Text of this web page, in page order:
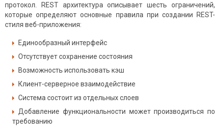
протокол. REST архитектура описывает шесть ограничений,
которые определяют основные правила при создании REST-
стиля веб-приложения:
Единообразный интерфейс
Отсутствует сохранение состояния
Возможность использовать кэш
Клиент-серверное взаимодействие
Система состоит из отдельных слоев
Добавление функциональности может производиться по
требованию